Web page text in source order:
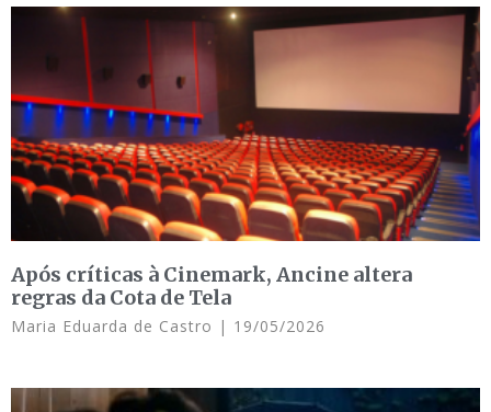
Após críticas à Cinemark, Ancine altera
regras da Cota de Tela
Maria Eduarda de Castro 19/05/2026